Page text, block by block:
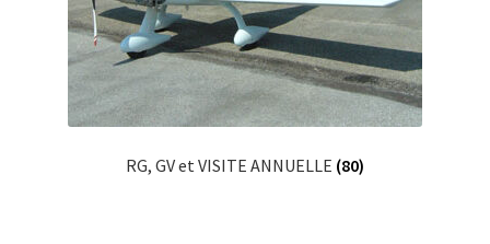
RG, GV et VISITE ANNUELLE (80)